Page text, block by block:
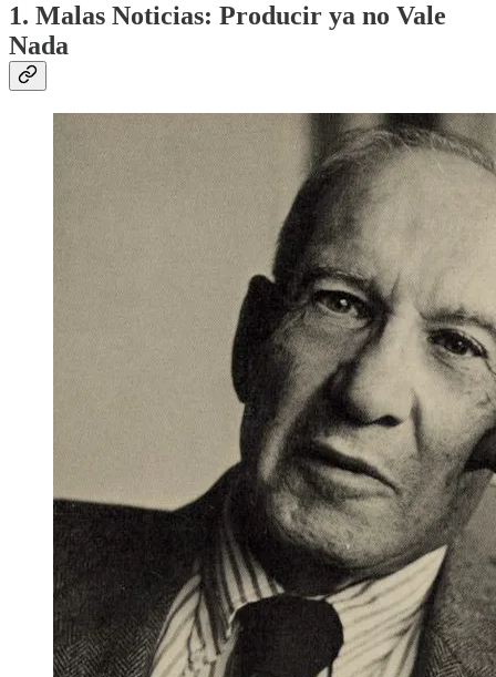
1. Malas Noticias: Producir ya no Vale
Nada